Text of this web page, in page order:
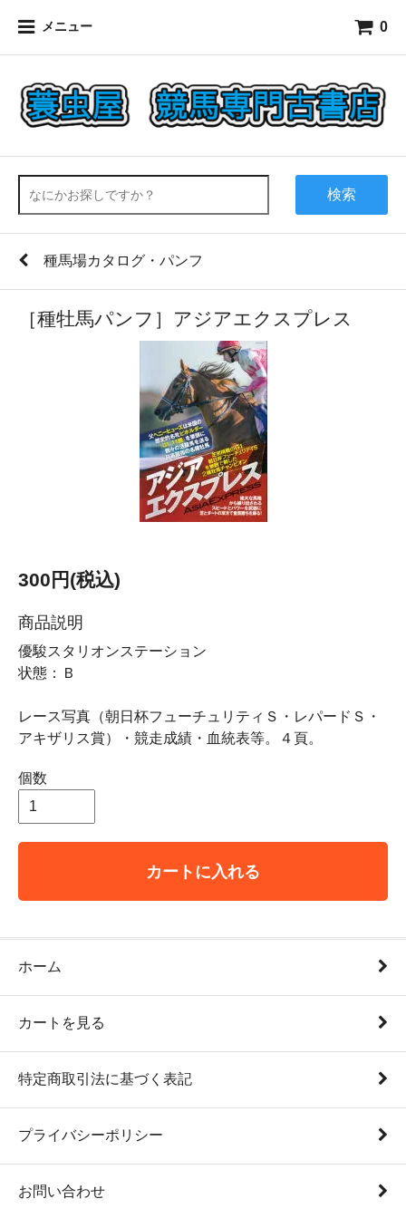
メニュー 0
検索
種馬場カタログ・パンフ
［種牡馬パンフ］アジアエクスプレス
300円(税込)
商品説明
優駿スタリオンステーション
状態：Ｂ
レース写真（朝日杯フューチュリティＳ・レパードＳ・
アキザリス賞）・競走成績・血統表等。４頁。
個数
カートに入れる
ホーム
カートを見る
特定商取引法に基づく表記
プライバシーポリシー
お問い合わせ